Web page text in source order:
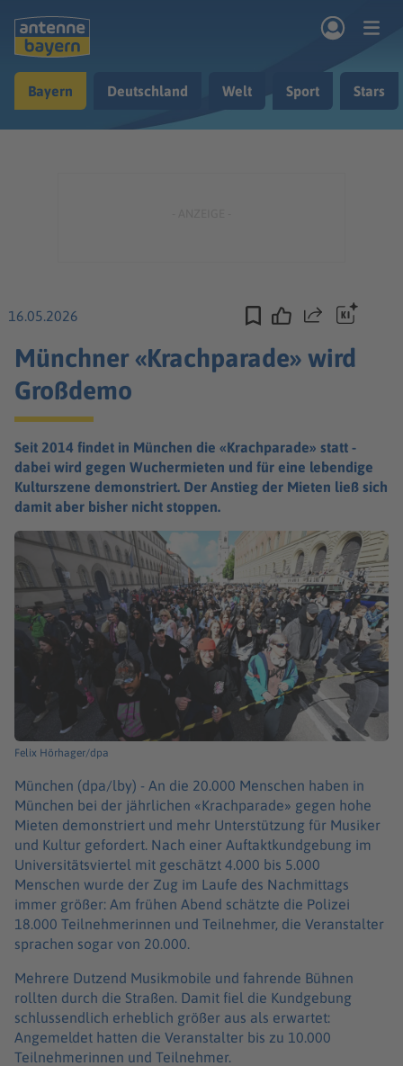
Musik & Radio
Bayern Deutschland Welt Sport Stars
16.05.2026 Teilen
Münchner «Krachparade» wird
Großdemo
Seit 2014 findet in München die «Krachparade» statt -
dabei wird gegen Wuchermieten und für eine lebendige
Kulturszene demonstriert. Der Anstieg der Mieten ließ sich
damit aber bisher nicht stoppen.
Felix Hörhager/dpa
München (dpa/lby) - An die 20.000 Menschen haben in
München bei der jährlichen «Krachparade» gegen hohe
Mieten demonstriert und mehr Unterstützung für Musiker
und Kultur gefordert. Nach einer Auftaktkundgebung im
Universitätsviertel mit geschätzt 4.000 bis 5.000
Menschen wurde der Zug im Laufe des Nachmittags
immer größer: Am frühen Abend schätzte die Polizei
18.000 Teilnehmerinnen und Teilnehmer, die Veranstalter
sprachen sogar von 20.000.
Mehrere Dutzend Musikmobile und fahrende Bühnen
rollten durch die Straßen. Damit fiel die Kundgebung
schlussendlich erheblich größer aus als erwartet:
Angemeldet hatten die Veranstalter bis zu 10.000
Teilnehmerinnen und Teilnehmer.